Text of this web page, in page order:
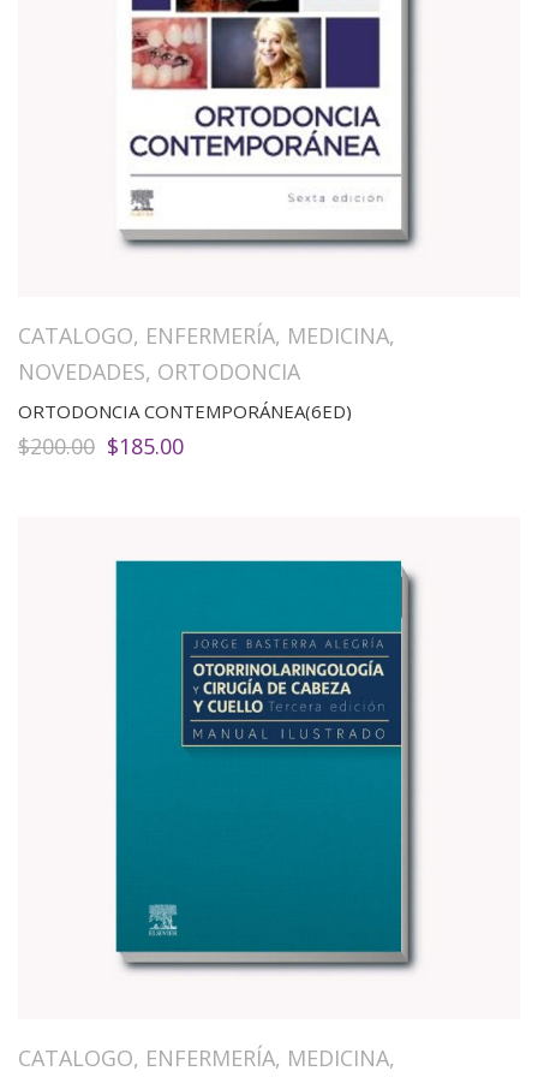
CATALOGO, ENFERMERÍA, MEDICINA,
NOVEDADES, ORTODONCIA
ORTODONCIA CONTEMPORÁNEA(6ED)
$200.00 El
$185.00El
CATALOGO, ENFERMERÍA, MEDICINA,